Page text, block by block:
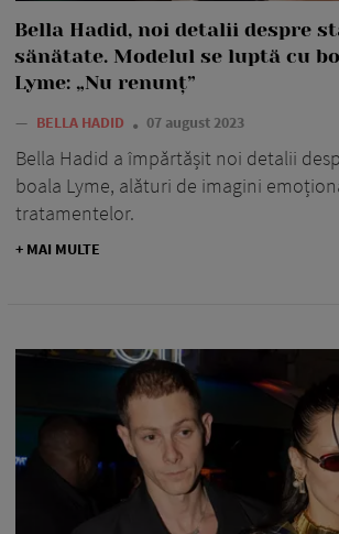
Bella Hadid, noi detalii despre
sănătate. Modelul se luptă cu
Lyme: „Nu renunț”
— BELLA HADID 07 august 2023
Bella Hadid a împărtășit noi detalii
boala Lyme, alături de imagini
tratamentelor.
+ MAI MULTE